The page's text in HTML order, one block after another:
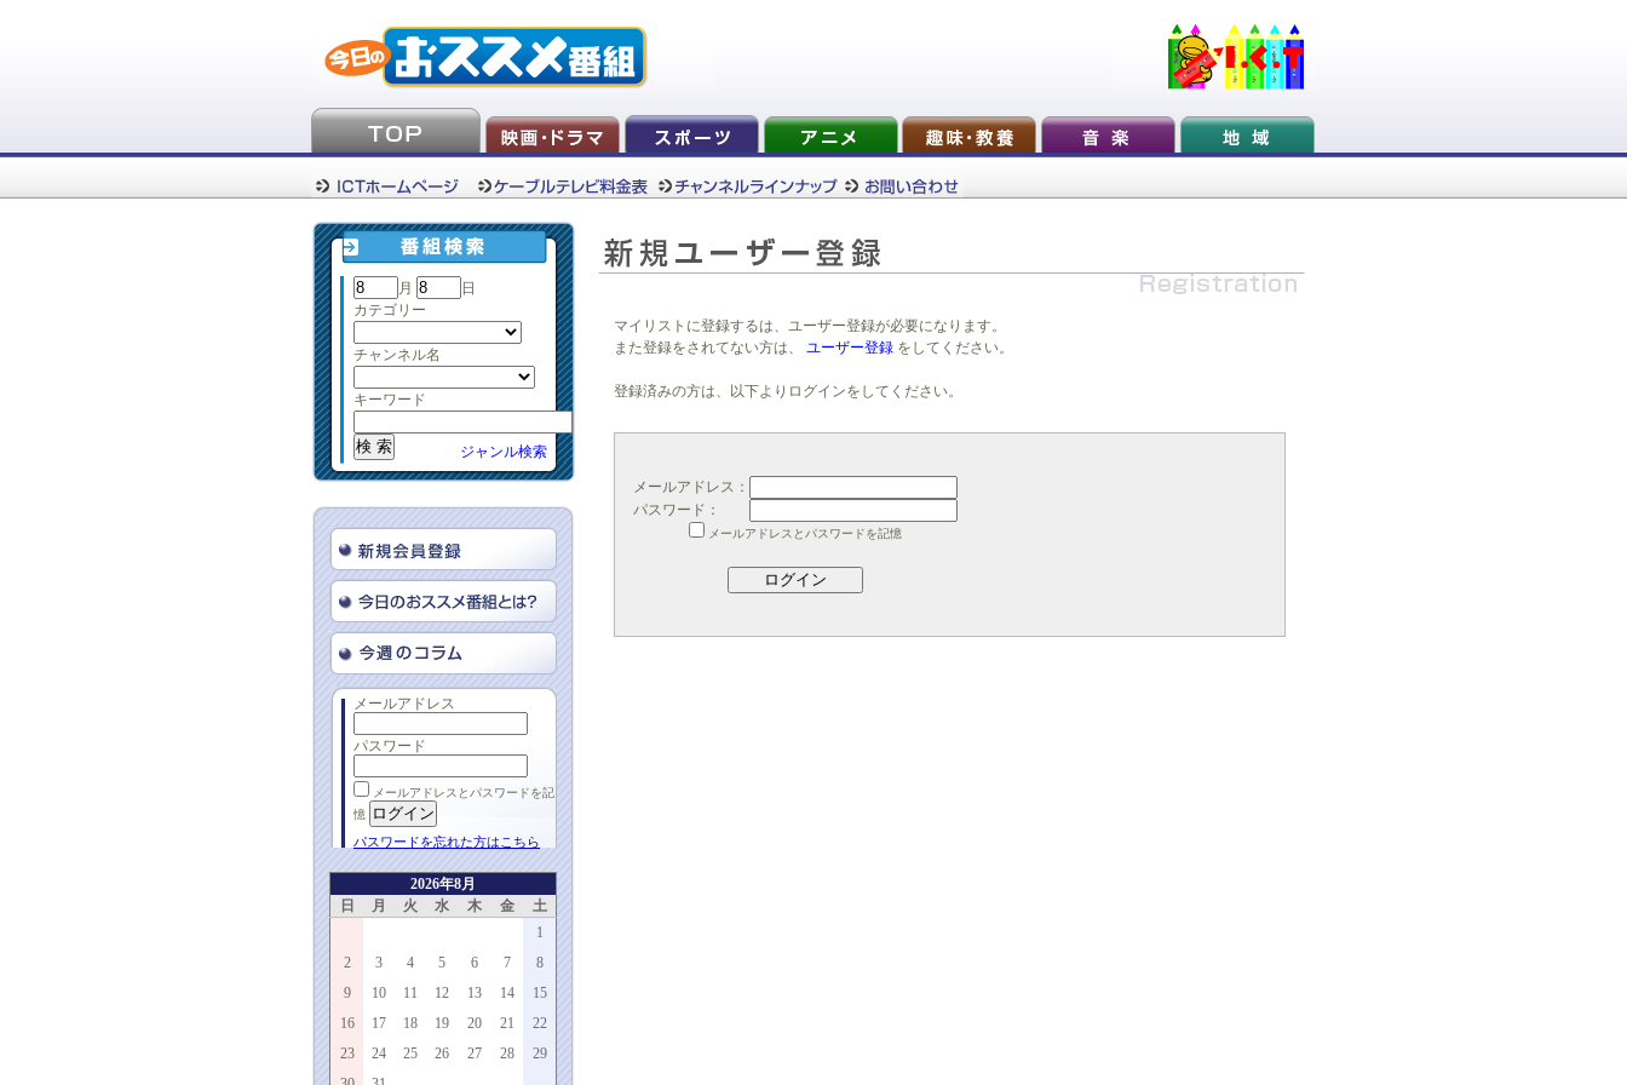
月
日
カテゴリー
チャンネル名
キーワード
ジャンル検索
メールアドレス
パスワード
メールアドレスとパスワードを記
憶
パスワードを忘れた方はこちら
2026年8月
日
月 火 水 木 金
土
1
2
3 4 5 6 7
8
9
10 11 12 13 14
15
16
17 18 19 20 21
22
23
24 25 26 27 28
29
マイリストに登録するは、ユーザー登録が必要になります。
また登録をされてない方は、
ユーザー登録 をしてください。
登録済みの方は、以下よりログインをしてください。
メールアドレス：
パスワード：
メールアドレスとパスワードを記憶